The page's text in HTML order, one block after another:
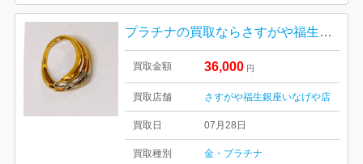
プラチナの買取ならさすがや福生銀座いなげや店！| 羽村市玉川| K18pt900コンビリング
買取金額 36,000 円
買取店舗 さすがや福生銀座いなげや店
買取日 07月28日
買取種別 金・プラチナ